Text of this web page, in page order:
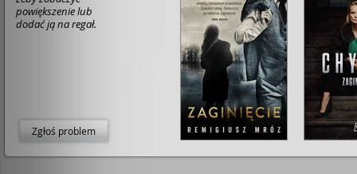
powiększenie lub
dodać ją na regał.
Zgłoś problem